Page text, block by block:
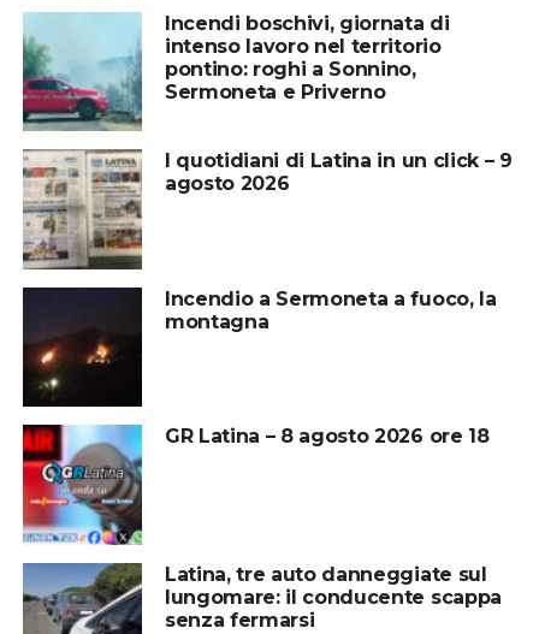
Incendi boschivi, giornata di
intenso lavoro nel territorio
pontino: roghi a Sonnino,
Sermoneta e Priverno
I quotidiani di Latina in un click – 9
agosto 2026
Incendio a Sermoneta a fuoco, la
montagna
GR Latina – 8 agosto 2026 ore 18
Latina, tre auto danneggiate sul
lungomare: il conducente scappa
senza fermarsi